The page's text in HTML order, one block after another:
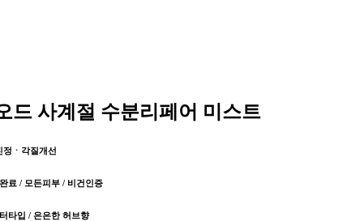
드 사계절 수분리페어 미스트
정ㆍ각질개선
료 / 모든피부 / 비건인증
타입 / 은은한 허브향